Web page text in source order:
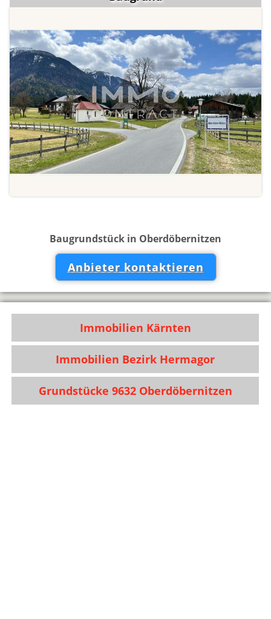
Baugrundstück in Oberdöbernitzen
Anbieter kontaktieren
Immobilien Kärnten
Immobilien Bezirk Hermagor
Grundstücke 9632 Oberdöbernitzen